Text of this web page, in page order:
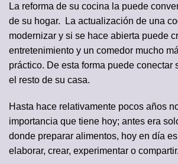
La reforma de su cocina la puede
de su hogar. La actualización de una
modernizar y si se hace abierta puede
entretenimiento y un comedor mucho
práctico. De esta forma puede conectar
el resto de su casa.
Hasta hace relativamente pocos años
importancia que tiene hoy; antes era
donde preparar alimentos, hoy en día
elaborar, crear, experimentar o compartir.